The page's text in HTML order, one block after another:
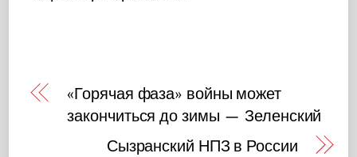
«Горячая фаза» войны может
закончиться до зимы — Зеленский
Сызранский НПЗ в России